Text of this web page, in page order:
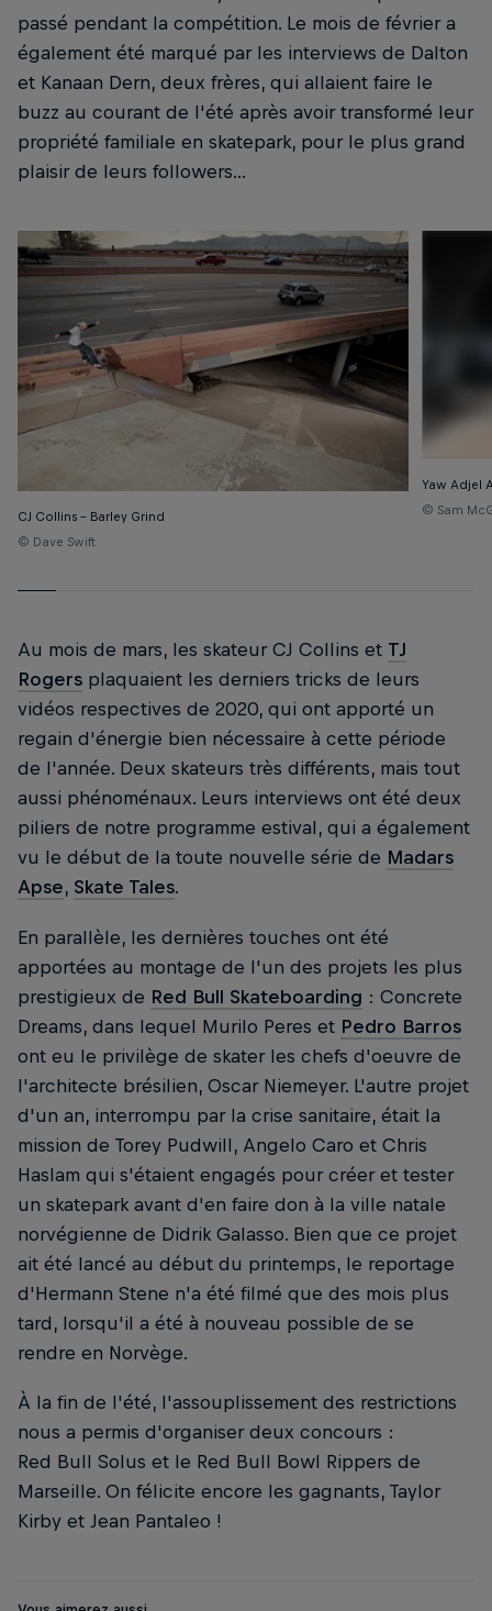
passé pendant la compétition. Le mois de février a
également été marqué par les interviews de Dalton
et Kanaan Dern, deux frères, qui allaient faire le
buzz au courant de l'été après avoir transformé leur
propriété familiale en skatepark, pour le plus grand
plaisir de leurs followers...
CJ Collins - Barley Grind
© Dave Swift
Yaw Adjel
© Sam
Au mois de mars, les skateur CJ Collins et TJ
Rogers plaquaient les derniers tricks de leurs
vidéos respectives de 2020, qui ont apporté un
regain d'énergie bien nécessaire à cette période
de l'année. Deux skateurs très différents, mais tout
aussi phénoménaux. Leurs interviews ont été deux
piliers de notre programme estival, qui a également
vu le début de la toute nouvelle série de Madars
Apse, Skate Tales.
En parallèle, les dernières touches ont été
apportées au montage de l'un des projets les plus
prestigieux de Red Bull Skateboarding : Concrete
Dreams, dans lequel Murilo Peres et Pedro Barros
ont eu le privilège de skater les chefs d'oeuvre de
l'architecte brésilien, Oscar Niemeyer. L'autre projet
d'un an, interrompu par la crise sanitaire, était la
mission de Torey Pudwill, Angelo Caro et Chris
Haslam qui s'étaient engagés pour créer et tester
un skatepark avant d'en faire don à la ville natale
norvégienne de Didrik Galasso. Bien que ce projet
ait été lancé au début du printemps, le reportage
d'Hermann Stene n'a été filmé que des mois plus
tard, lorsqu'il a été à nouveau possible de se
rendre en Norvège.
À la fin de l'été, l'assouplissement des restrictions
nous a permis d'organiser deux concours :
Red Bull Solus et le Red Bull Bowl Rippers de
Marseille. On félicite encore les gagnants, Taylor
Kirby et Jean Pantaleo !